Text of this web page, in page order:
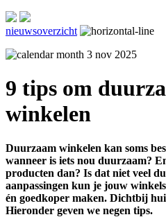
nieuwsoverzicht
3 nov 2025
9 tips om
winkelen
Duurzaam winkelen kan soms
wanneer is iets nou duurzaam?
producten dan? Is dat niet veel
aanpassingen kun je jouw
én goedkoper maken. Dichtbij
Hieronder geven we negen tips.